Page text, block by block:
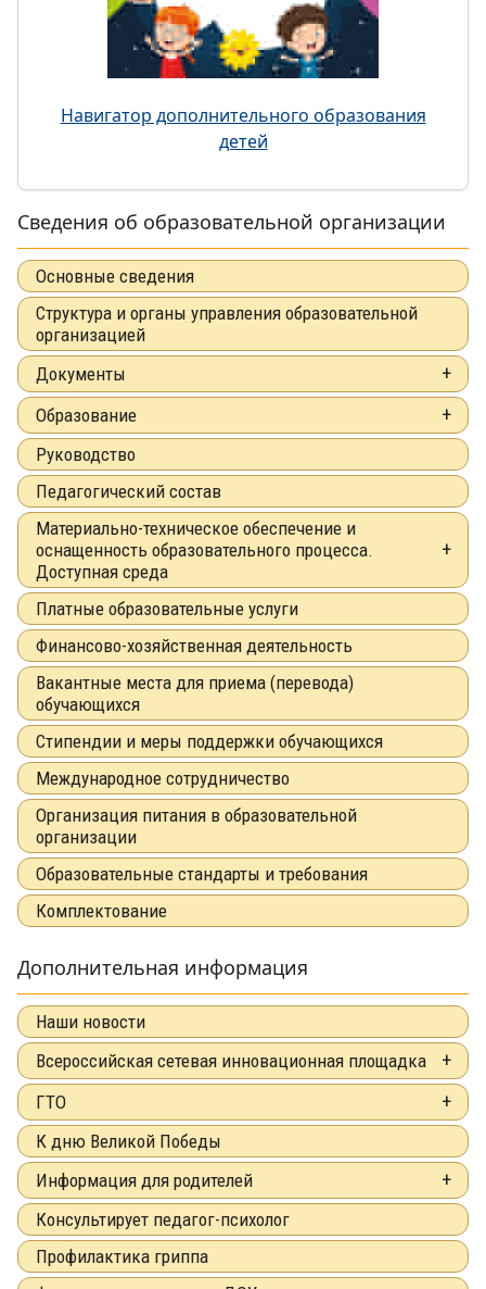
Навигатор дополнительного образования
детей
Сведения об образовательной организации
Основные сведения
Структура и органы управления образовательной
организацией
Документы
Образование
Руководство
Педагогический состав
Материально-техническое обеспечение и
оснащенность образовательного процесса.
Доступная среда
Платные образовательные услуги
Финансово-хозяйственная деятельность
Вакантные места для приема (перевода)
обучающихся
Стипендии и меры поддержки обучающихся
Международное сотрудничество
Организация питания в образовательной
организации
Образовательные стандарты и требования
Комплектование
Дополнительная информация
Наши новости
Всероссийская сетевая инновационная площадка
ГТО
К дню Великой Победы
Информация для родителей
Консультирует педагог-психолог
Профилактика гриппа